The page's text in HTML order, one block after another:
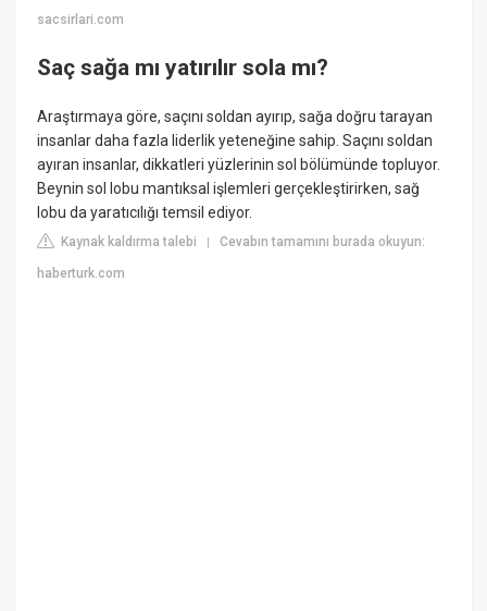
sacsirlari.com
Saç sağa mı yatırılır sola mı?
Araştırmaya göre, saçını soldan ayırıp, sağa doğru tarayan
insanlar daha fazla liderlik yeteneğine sahip. Saçını soldan
ayıran insanlar, dikkatleri yüzlerinin sol bölümünde topluyor.
Beynin sol lobu mantıksal işlemleri gerçekleştirirken, sağ
lobu da yaratıcılığı temsil ediyor.
Kaynak kaldırma talebi |Cevabın tamamını burada okuyun:
haberturk.com